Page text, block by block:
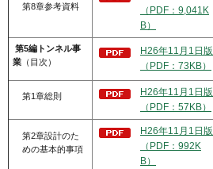
第8章参考資料
（PDF：9,041K
B）
第5編トンネル事
業 （目次）
H26年11月1日版
（PDF：73KB）
第1章総則
H26年11月1日版
（PDF：57KB）
第2章設計のた
めの基本的事項
H26年11月1日版
（PDF：992K
B）